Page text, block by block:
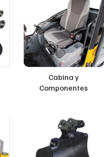
Cabina y
Componentes